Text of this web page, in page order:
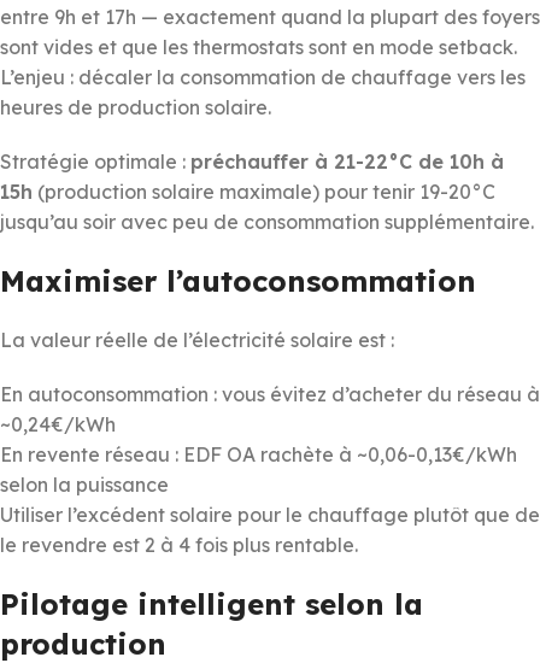
entre 9h et 17h — exactement quand la plupart des foyers
sont vides et que les thermostats sont en mode setback.
L’enjeu : décaler la consommation de chauffage vers les
heures de production solaire.
Stratégie optimale : préchauffer à 21-22°C de 10h à
15h (production solaire maximale) pour tenir 19-20°C
jusqu’au soir avec peu de consommation supplémentaire.
Maximiser l’autoconsommation
La valeur réelle de l’électricité solaire est :
En autoconsommation : vous évitez d’acheter du réseau à
~0,24€/kWh
En revente réseau : EDF OA rachète à ~0,06-0,13€/kWh
selon la puissance
Utiliser l’excédent solaire pour le chauffage plutôt que de
le revendre est 2 à 4 fois plus rentable.
Pilotage intelligent selon la
production